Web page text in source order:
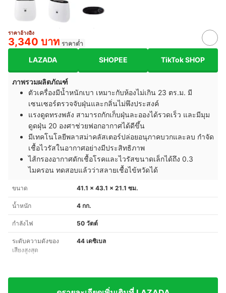
ราคาอ้างอิง
3,340 บาท ราคาต่ำ
LAZADA SHOPEE TikTok SHOP
ภาพรวมผลิตภัณฑ์
ตัวเครื่องมีน้ำหนักเบา เหมาะกับห้องไม่เกิน 23 ตร.ม. มี
เซนเซอร์ตรวจจับฝุ่นและกลิ่นไม่พึงประสงค์
แรงดูดทรงพลัง สามารถกักเก็บฝุ่นละอองได้รวดเร็ว และมีมุม
ดูดฝุ่น 20 องศาช่วยฟอกอากาศได้ดีขึ้น
มีเทคโนโลยีพลาสม่าคลัสเตอร์ปล่อยอนุภาคบวกและลบ กำจัด
เชื้อไวรัสในอากาศอย่างมีประสิทธิภาพ
ไส้กรองอากาศดักเชื้อโรคและไวรัสขนาดเล็กได้ถึง 0.3
ไมครอน ทดสอบแล้วว่าสลายเชื้อไข้หวัดได้
ขนาด 41.1 x 43.1 x 21.1 ซม.
น้ำหนัก 4 กก.
กำลังไฟ 50 วัตต์
ระดับความดังของ
เสียงสูงสุด
44 เดซิเบล